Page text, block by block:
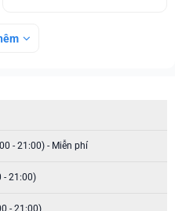
- 21:00) - Miễn phí
- 21:00)
- 21:00)